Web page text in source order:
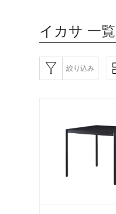
イカサ 一覧
絞り込み